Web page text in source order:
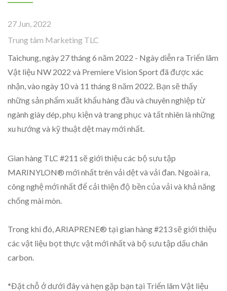
27 Jun, 2022
Trung tâm Marketing TLC
Taichung, ngày 27 tháng 6 năm 2022 - Ngày diễn ra Triển lãm
Vật liệu NW 2022 và Premiere Vision Sport đã được xác
nhận, vào ngày 10 và 11 tháng 8 năm 2022. Bạn sẽ thấy
những sản phẩm xuất khẩu hàng đầu và chuyên nghiệp từ
ngành giày dép, phụ kiện và trang phục và tất nhiên là những
xu hướng và kỹ thuật dệt may mới nhất.
Gian hàng TLC #211 sẽ giới thiệu các bộ sưu tập
MARINYLON® mới nhất trên vải dệt và vải đan. Ngoài ra,
công nghệ mới nhất để cải thiện độ bền của vải và khả năng
chống mài mòn.
Trong khi đó, ARIAPRENE® tại gian hàng #213 sẽ giới thiệu
các vật liệu bọt thực vật mới nhất và bộ sưu tập dấu chân
carbon.
*Đặt chỗ ở dưới đây và hẹn gặp bạn tại Triển lãm Vật liệu